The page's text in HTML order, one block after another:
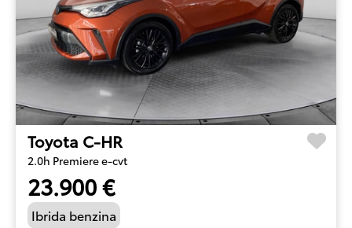
Toyota C-HR
2.0h Premiere e-cvt
23.900 €
Ibrida benzina